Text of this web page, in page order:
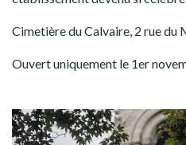
Cimetière du Calvaire, 2 rue du
Ouvert uniquement le 1er